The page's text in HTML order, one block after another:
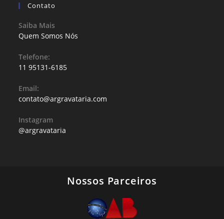
Contato
Saiba Mais
Quem Somos Nós
Telefone:
11 95131-6185
Email:
contato@argravataria.com
Instagram
@argravataria
Nossos Parceiros